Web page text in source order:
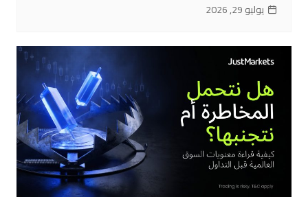
يوليو 29, 2026